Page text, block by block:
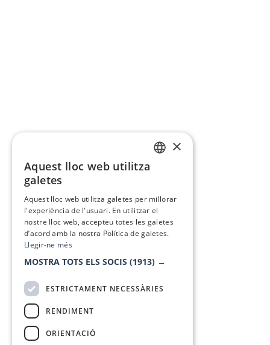
×
Aquest lloc web utilitza
galetes
Aquest lloc web utilitza galetes per millorar
l'experiència de l'usuari. En utilitzar el
nostre lloc web, accepteu totes les galetes
d’acord amb la nostra Política de galetes.
Llegir-ne més
MOSTRA TOTS ELS SOCIS (1913) →
ESTRICTAMENT NECESSÀRIES
RENDIMENT
ORIENTACIÓ